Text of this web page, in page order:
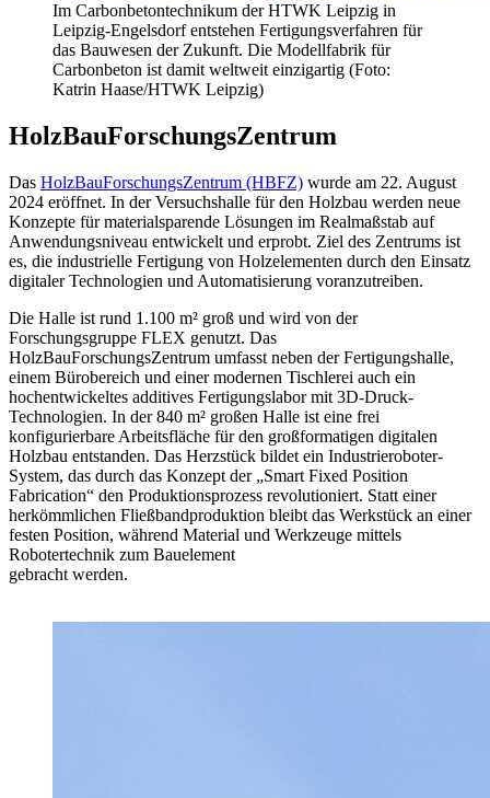
Im Carbonbetontechnikum der HTWK Leipzig in
Leipzig-Engelsdorf entstehen Fertigungsverfahren für
das Bauwesen der Zukunft. Die Modellfabrik für
Carbonbeton ist damit weltweit einzigartig (Foto:
Katrin Haase/HTWK Leipzig)
HolzBauForschungsZentrum
Das HolzBauForschungsZentrum (HBFZ) wurde am 22. August
2024 eröffnet. In der Versuchshalle für den Holzbau werden neue
Konzepte für materialsparende Lösungen im Realmaßstab auf
Anwendungsniveau entwickelt und erprobt. Ziel des Zentrums ist
es, die industrielle Fertigung von Holzelementen durch den Einsatz
digitaler Technologien und Automatisierung voranzutreiben.
Die Halle ist rund 1.100 m² groß und wird von der
Forschungsgruppe FLEX genutzt. Das
HolzBauForschungsZentrum umfasst neben der Fertigungshalle,
einem Bürobereich und einer modernen Tischlerei auch ein
hochentwickeltes additives Fertigungslabor mit 3D-Druck-
Technologien. In der 840 m² großen Halle ist eine frei
konfigurierbare Arbeitsfläche für den großformatigen digitalen
Holzbau entstanden. Das Herzstück bildet ein Industrieroboter-
System, das durch das Konzept der „Smart Fixed Position
Fabrication“ den Produktionsprozess revolutioniert. Statt einer
herkömmlichen Fließbandproduktion bleibt das Werkstück an einer
festen Position, während Material und Werkzeuge mittels
Robotertechnik zum Bauelement
gebracht werden.